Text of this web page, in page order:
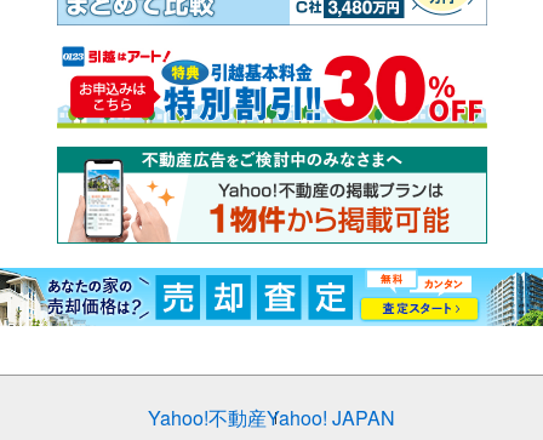
Yahoo!不動産Yahoo! JAPAN